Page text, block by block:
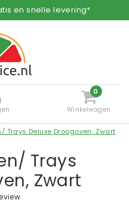
levering*
0
Winkelwagen
Trays Deluxe Droogoven, Zwart
Trays
Zwart